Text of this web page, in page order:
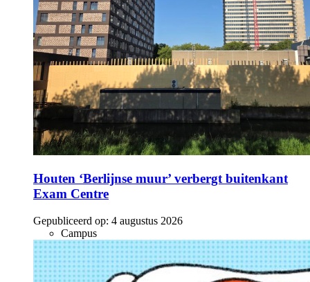
Houten ‘Berlijnse muur’ verbergt buitenkant
Exam Centre
Gepubliceerd op: 4 augustus 2026
Campus